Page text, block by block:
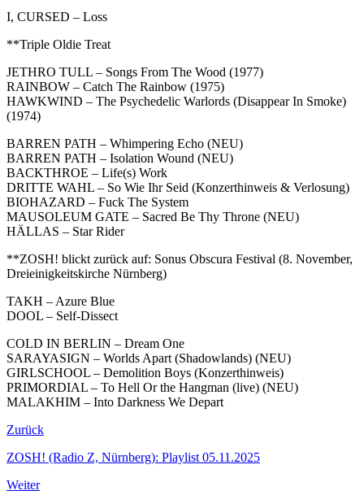
I, CURSED – Loss
**Triple Oldie Treat
JETHRO TULL – Songs From The Wood (1977)
RAINBOW – Catch The Rainbow (1975)
HAWKWIND – The Psychedelic Warlords (Disappear In Smoke)
(1974)
BARREN PATH – Whimpering Echo (NEU)
BARREN PATH – Isolation Wound (NEU)
BACKTHROE – Life(s) Work
DRITTE WAHL – So Wie Ihr Seid (Konzerthinweis & Verlosung)
BIOHAZARD – Fuck The System
MAUSOLEUM GATE – Sacred Be Thy Throne (NEU)
HÄLLAS – Star Rider
**ZOSH! blickt zurück auf: Sonus Obscura Festival (8. November,
Dreieinigkeitskirche Nürnberg)
TAKH – Azure Blue
DOOL – Self-Dissect
COLD IN BERLIN – Dream One
SARAYASIGN – Worlds Apart (Shadowlands) (NEU)
GIRLSCHOOL – Demolition Boys (Konzerthinweis)
PRIMORDIAL – To Hell Or the Hangman (live) (NEU)
MALAKHIM – Into Darkness We Depart
Zurück
ZOSH! (Radio Z, Nürnberg): Playlist 05.11.2025
Weiter